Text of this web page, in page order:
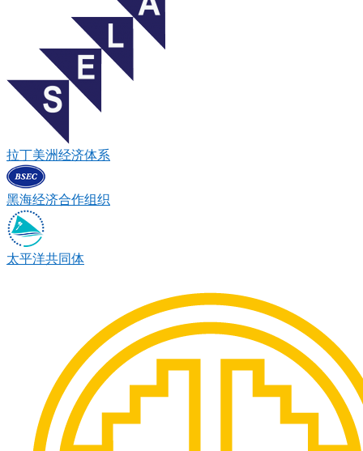
拉丁美洲经济体系
黑海经济合作组织
太平洋共同体